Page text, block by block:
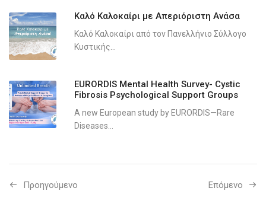
Καλό Καλοκαίρι με Απεριόριστη Ανάσα
Καλό Καλοκαίρι από τον Πανελλήνιο Σύλλογο
Κυστικής...
EURORDIS Mental Health Survey- Cystic
Fibrosis Psychological Support Groups
A new European study by EURORDIS—Rare
Diseases...
Προηγούμενo Επόμενο